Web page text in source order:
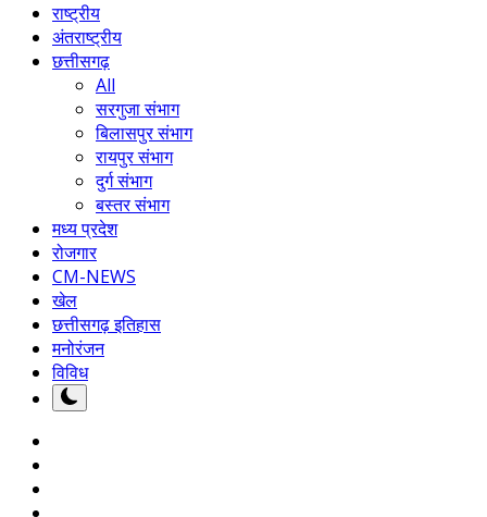
राष्ट्रीय
अंतराष्ट्रीय
छत्तीसगढ़
All
सरगुजा संभाग
बिलासपुर संभाग
रायपुर संभाग
दुर्ग संभाग
बस्तर संभाग
मध्य प्रदेश
रोजगार
CM-NEWS
खेल
छत्तीसगढ़ इतिहास
मनोरंजन
विविध